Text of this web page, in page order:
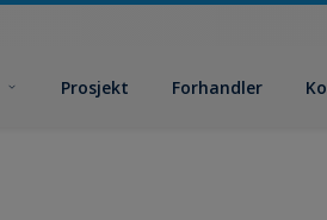
Prosjekt Forhandler